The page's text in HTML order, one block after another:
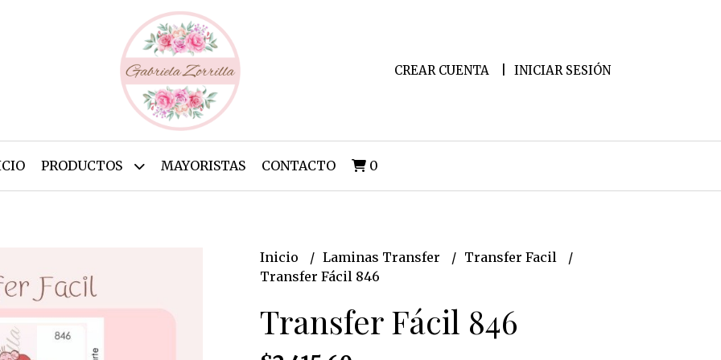
CREAR CUENTA INICIAR SESIÓN
PRODUCTOS MAYORISTAS CONTACTO 0
Inicio Laminas Transfer
Transfer Facil
Transfer Fácil 846
Transfer Fácil 846